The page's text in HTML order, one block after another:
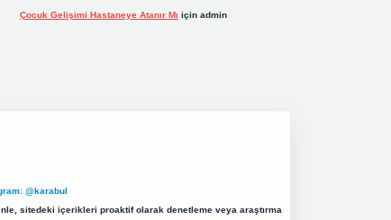
Çocuk Gelişimi Hastaneye Atanır Mı için admin
@karabul
sitedeki içerikleri proaktif olarak denetleme veya araştırma